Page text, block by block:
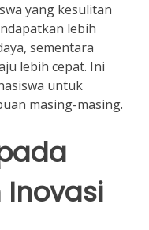
yang kesulitan
lebih
sementara
lebih cepat. Ini
untuk
masing-masing.
Inovasi